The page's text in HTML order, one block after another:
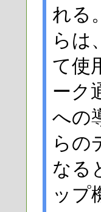
れる
らは
て使
ーク
への
らの
なる
ップ